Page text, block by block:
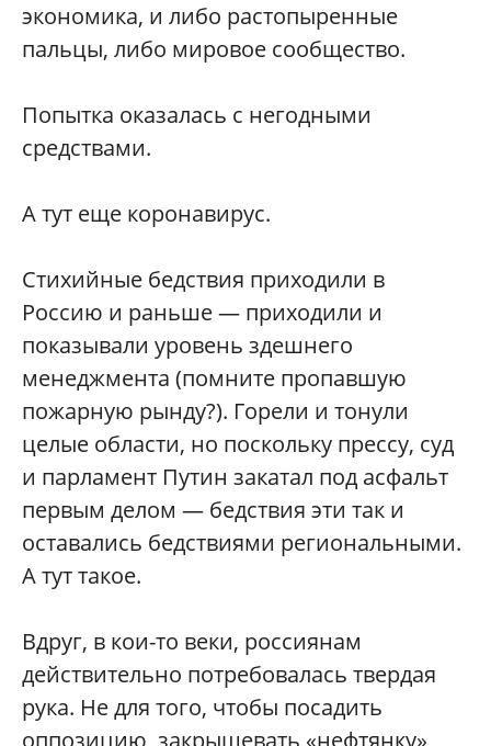
экономика, и либо растопыренные
пальцы, либо мировое сообщество.
Попытка оказалась с негодными
средствами.
А тут еще коронавирус.
Стихийные бедствия приходили в
Россию и раньше — приходили и
показывали уровень здешнего
менеджмента (помните пропавшую
пожарную рынду?). Горели и тонули
целые области, но поскольку прессу, суд
и парламент Путин закатал под асфальт
первым делом — бедствия эти так и
оставались бедствиями региональными.
А тут такое.
Вдруг, в кои-то веки, россиянам
действительно потребовалась твердая
рука. Не для того, чтобы посадить